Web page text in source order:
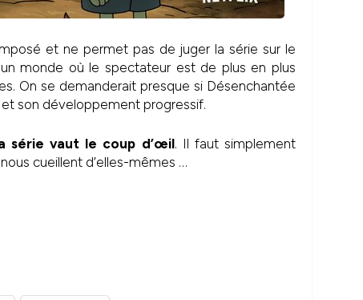
et ne permet pas de juger la série sur le
monde où le spectateur est de plus en plus
On se demanderait presque si Désenchantée
son développement progressif.
série vaut le coup d’œil. Il faut simplement
cueillent d’elles-mêmes …